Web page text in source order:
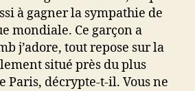
à gagner la sympathie de
mondiale. Ce garçon a
j’adore, tout repose sur la
situé près du plus
Paris, décrypte-t-il. Vous ne